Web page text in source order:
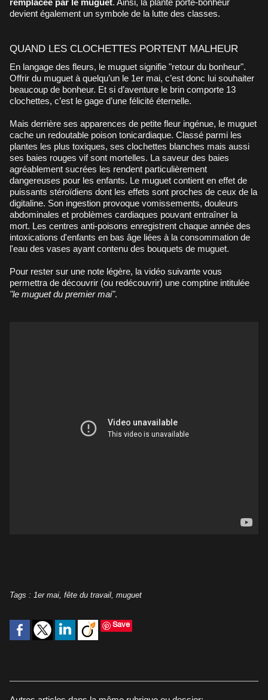
devient également un symbole de la lutte des classes.
QUAND LES CLOCHETTES PORTENT MALHEUR
En langage des fleurs, le muguet signifie "retour du bonheur".
Offrir du muguet à quelqu’un le 1er mai, c’est donc lui souhaiter
beaucoup de bonheur. Et si d’aventure le brin comporte 13
clochettes, c’est le gage d’une félicité éternelle.
Mais derrière ses apparences de petite fleur ingénue, le muguet
cache un redoutable poison tonicardiaque. Classé parmi les
plantes les plus toxiques, ses clochettes blanches mais aussi
ses baies rouges vif sont mortelles. La saveur des baies
agréablement sucrées les rendent particulièrement
dangereuses pour les enfants. Le muguet contient en effet de
puissants stéroïdiens dont les effets sont proches de ceux de la
digitaline. Son ingestion provoque vomissements, douleurs
abdominales et problèmes cardiaques pouvant entraîner la
mort. Les centres anti-poisons enregistrent chaque année des
intoxications d'enfants en bas âge liées à la consommation de
l'eau des vases ayant contenu des bouquets de muguet.
Pour rester sur une note légère, la vidéo suivante vous
permettra de découvrir (ou redécouvrir) une comptine intitulée
"le muguet du premier mai".
Tags : 1er mai fête du travail muguet
Save